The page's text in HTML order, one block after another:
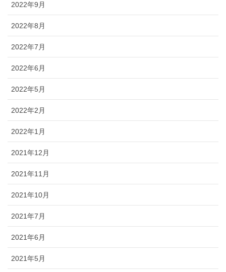
2022年9月
2022年8月
2022年7月
2022年6月
2022年5月
2022年2月
2022年1月
2021年12月
2021年11月
2021年10月
2021年7月
2021年6月
2021年5月